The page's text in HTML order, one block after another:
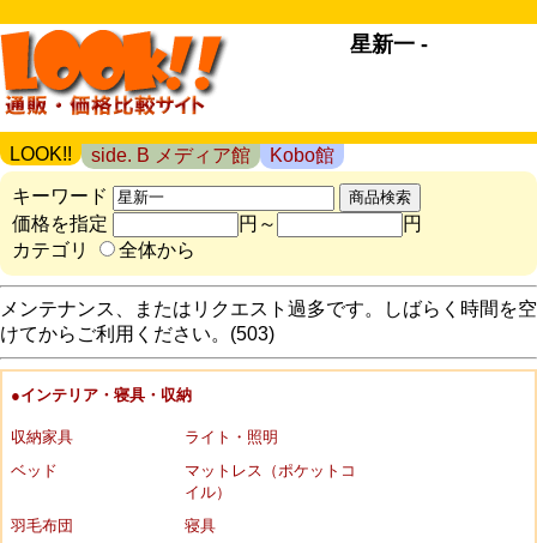
星新一 -
LOOK!! side. B メディア館
Kobo館
キーワード
価格を指定
円～
円
カテゴリ
全体から
メンテナンス、またはリクエスト過多です。しばらく時間を空
けてからご利用ください。(503)
●インテリア・寝具・収納
収納家具
ライト・照明
ベッド
マットレス（ポケットコ
イル）
羽毛布団
寝具